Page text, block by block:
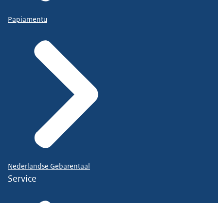
Papiamentu
Nederlandse Gebarentaal
Service